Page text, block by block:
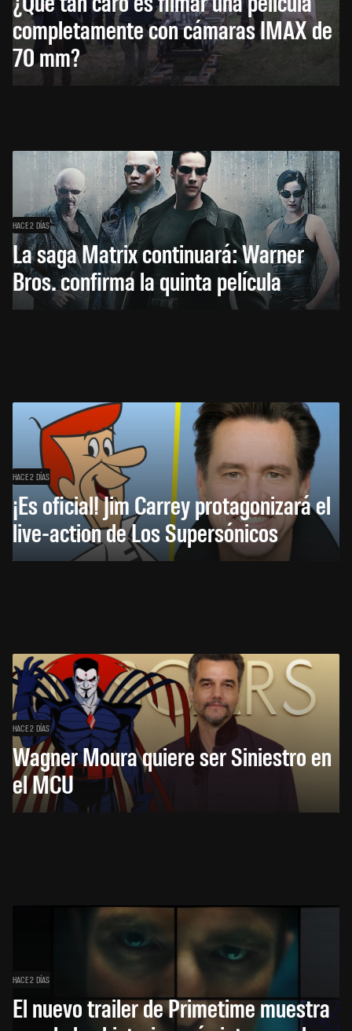
completamente con cámaras IMAX de
70 mm?
HACE 2 DÍAS
La saga Matrix continuará: Warner
Bros. confirma la quinta película
HACE 2 DÍAS
¡Es oficial! Jim Carrey protagonizará el
live-action de Los Supersónicos
HACE 2 DÍAS
Wagner Moura quiere ser Siniestro en
el MCU
HACE 2 DÍAS
El nuevo trailer de Primetime muestra